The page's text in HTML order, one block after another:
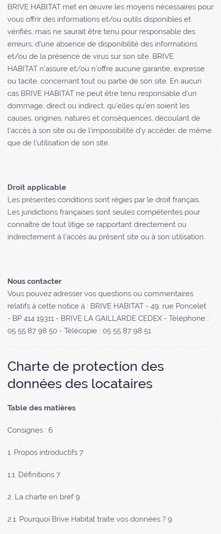
BRIVE HABITAT met en œuvre les moyens nécessaires pour
vous offrir des informations et/ou outils disponibles et
vérifiés, mais ne saurait être tenu pour responsable des
erreurs, d'une absence de disponibilité des informations
et/ou de la présence de virus sur son site. BRIVE
HABITAT n’assure et/ou n’offre aucune garantie, expresse
ou tacite, concernant tout ou partie de son site. En aucun
cas BRIVE HABITAT ne peut être tenu responsable d’un
dommage, direct ou indirect, qu’elles qu’en soient les
causes, origines, natures et conséquences, découlant de
l’accès à son site ou de l’impossibilité d’y accéder, de même
que de l’utilisation de son site.
Droit applicable
Les présentes conditions sont régies par le droit français.
Les juridictions françaises sont seules compétentes pour
connaître de tout litige se rapportant directement ou
indirectement à l’accès au présent site ou à son utilisation.
Nous contacter
Vous pouvez adresser vos questions ou commentaires
relatifs à cette notice à : BRIVE HABITAT - 49, rue Poncelet
- BP 414 19311 - BRIVE LA GAILLARDE CEDEX - Téléphone :
05 55 87 98 50 - Télécopie : 05 55 87 98 51
Charte de protection des
données des locataires
Table des matières
Consignes : 6
1. Propos introductifs 7
1.1. Définitions 7
2. La charte en bref 9
2.1. Pourquoi Brive Habitat traite vos données ? 9